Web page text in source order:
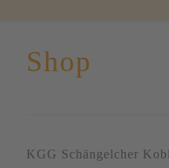
Shop
KGG Schängelcher